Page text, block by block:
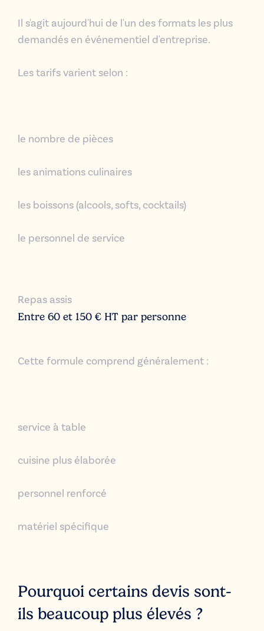
Il s'agit aujourd'hui de l'un des formats les plus
demandés en événementiel d'entreprise.
Les tarifs varient selon :
le nombre de pièces
les animations culinaires
les boissons (alcools, softs, cocktails)
le personnel de service
Repas assis
Entre 60 et 150 € HT par personne
Cette formule comprend généralement :
service à table
cuisine plus élaborée
personnel renforcé
matériel spécifique
Pourquoi certains devis sont-
ils beaucoup plus élevés ?